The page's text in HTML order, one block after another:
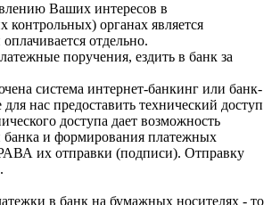
Ваших интересов в
контрольных) органах является
отдельно.
поручения, ездить в банк за
система интернет-банкинг или банк-
нас предоставить технический доступ
доступа дает возможность
банка и формирования платежных
их отправки (подписи). Отправку
в банк на бумажных носителях - то